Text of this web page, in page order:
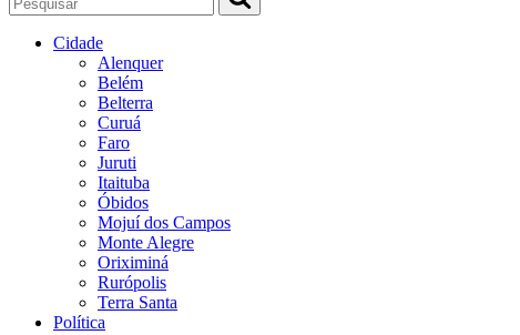
Cidade
Alenquer
Belém
Belterra
Curuá
Faro
Juruti
Itaituba
Óbidos
Mojuí dos Campos
Monte Alegre
Oriximiná
Rurópolis
Terra Santa
Política